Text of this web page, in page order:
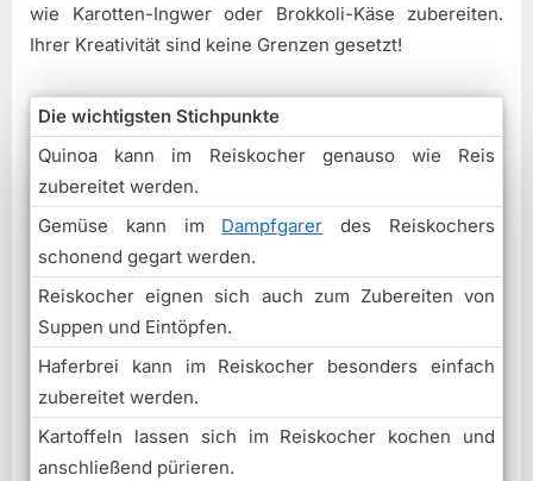
wie Karotten-Ingwer oder Brokkoli-Käse zubereiten.
Ihrer Kreativität sind keine Grenzen gesetzt!
Die wichtigsten Stichpunkte
Quinoa kann im Reiskocher genauso wie Reis
zubereitet werden.
Gemüse kann im Dampfgarer des Reiskochers
schonend gegart werden.
Reiskocher eignen sich auch zum Zubereiten von
Suppen und Eintöpfen.
Haferbrei kann im Reiskocher besonders einfach
zubereitet werden.
Kartoffeln lassen sich im Reiskocher kochen und
anschließend pürieren.